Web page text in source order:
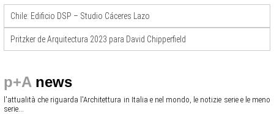
Chile: Edificio DSP – Studio Cáceres Lazo
Pritzker de Arquitectura 2023 para David Chipperfield
p+A news
l'attualità che riguarda l'Architettura in Italia e nel mondo, le notizie serie e le meno
serie...